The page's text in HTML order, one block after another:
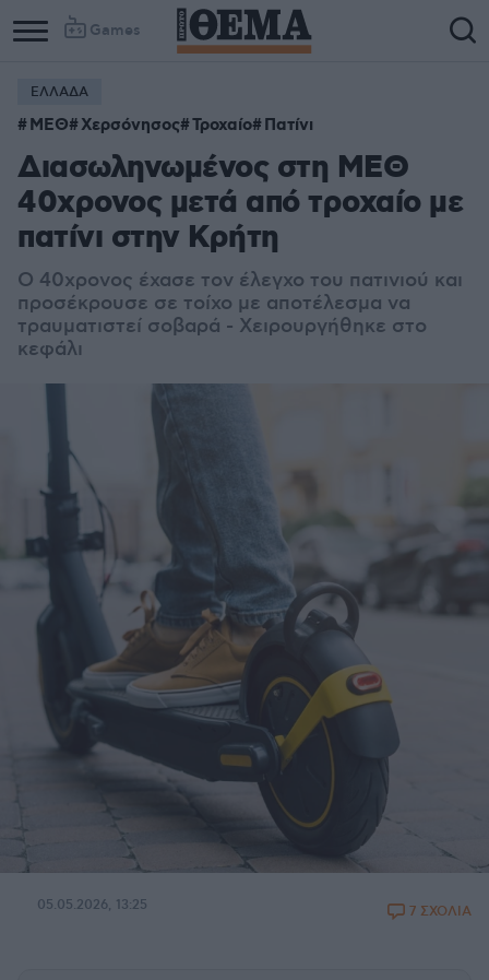
Games
ΕΛΛΑΔΑ
ΜΕΘ Χερσόνησος Τροχαίο Πατίνι
Διασωληνωμένος στη ΜΕΘ
40χρονος μετά από τροχαίο με
πατίνι στην Κρήτη
Ο 40χρονος έχασε τον έλεγχο του πατινιού και
προσέκρουσε σε τοίχο με αποτέλεσμα να
τραυματιστεί σοβαρά - Χειρουργήθηκε στο
κεφάλι
05.05.2026, 13:25 7 ΣΧΟΛΙΑ